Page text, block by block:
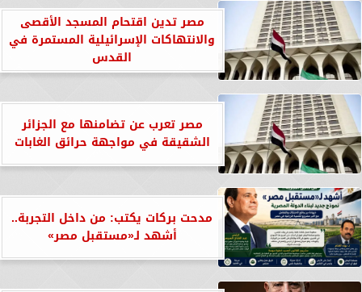
مصر تدين اقتحام المسجد الأقصى
والانتهاكات الإسرائيلية المستمرة في
القدس
مصر تعرب عن تضامنها مع الجزائر
الشقيقة في مواجهة حرائق الغابات
مدحت بركات يكتب: من داخل التجربة..
أشهد لـ«مستقبل مصر»